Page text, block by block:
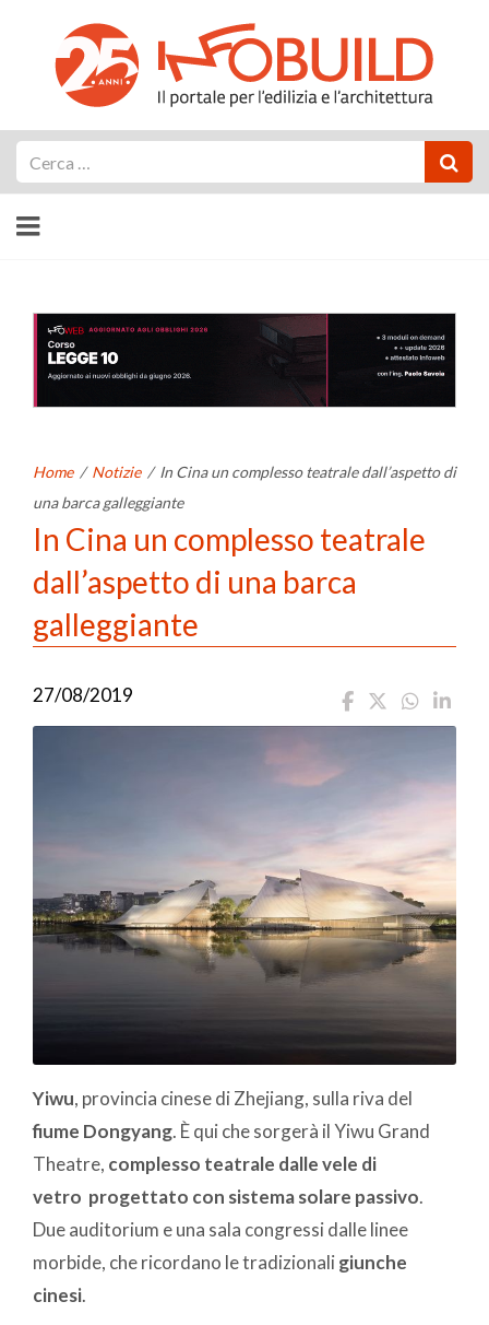
Home / Notizie / In Cina un complesso teatrale dall’aspetto di
una barca galleggiante
In Cina un complesso teatrale
dall’aspetto di una barca
galleggiante
27/08/2019
Yiwu, provincia cinese di Zhejiang, sulla riva del
fiume Dongyang. È qui che sorgerà il Yiwu Grand
Theatre, complesso teatrale dalle vele di
vetro progettato con sistema solare passivo.
Due auditorium e una sala congressi dalle linee
morbide, che ricordano le tradizionali giunche
cinesi.